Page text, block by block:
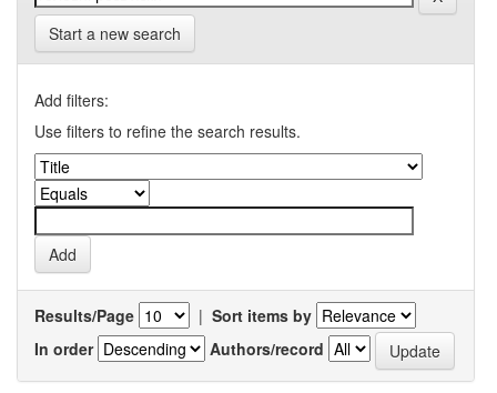
Start a new search
Add filters:
Use filters to refine the search results.
Results/Page | Sort items by
In order
Authors/record